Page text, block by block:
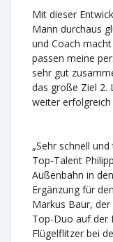
Mit dieser
Mann durchaus
und Coach
passen meine
sehr gut
das große Ziel 2.
weiter erfolgreich
„Sehr schnell
Top-Talent
Außenbahn in
Ergänzung für
Markus Baur,
Top-Duo auf der
Flügelflitzer bei